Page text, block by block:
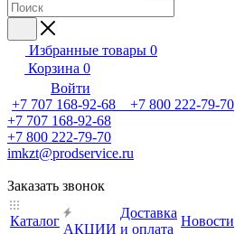
Избранные товары 0
Корзина 0
Войти
+7 707 168-92-68 +7 800 222-79-70
+7 707 168-92-68
+7 800 222-79-70
imkzt@prodservice.ru
Заказать звонок
Каталог
АКЦИИ
Доставка
и оплата
Новости